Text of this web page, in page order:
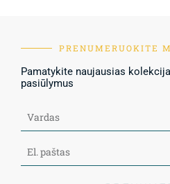
PRENUMERUOKITE
Pamatykite naujausias
pasiūlymus